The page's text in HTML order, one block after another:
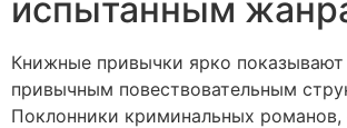
испытанным
Книжные привычки ярко показывают
привычным повествовательным
Поклонники криминальных романов,